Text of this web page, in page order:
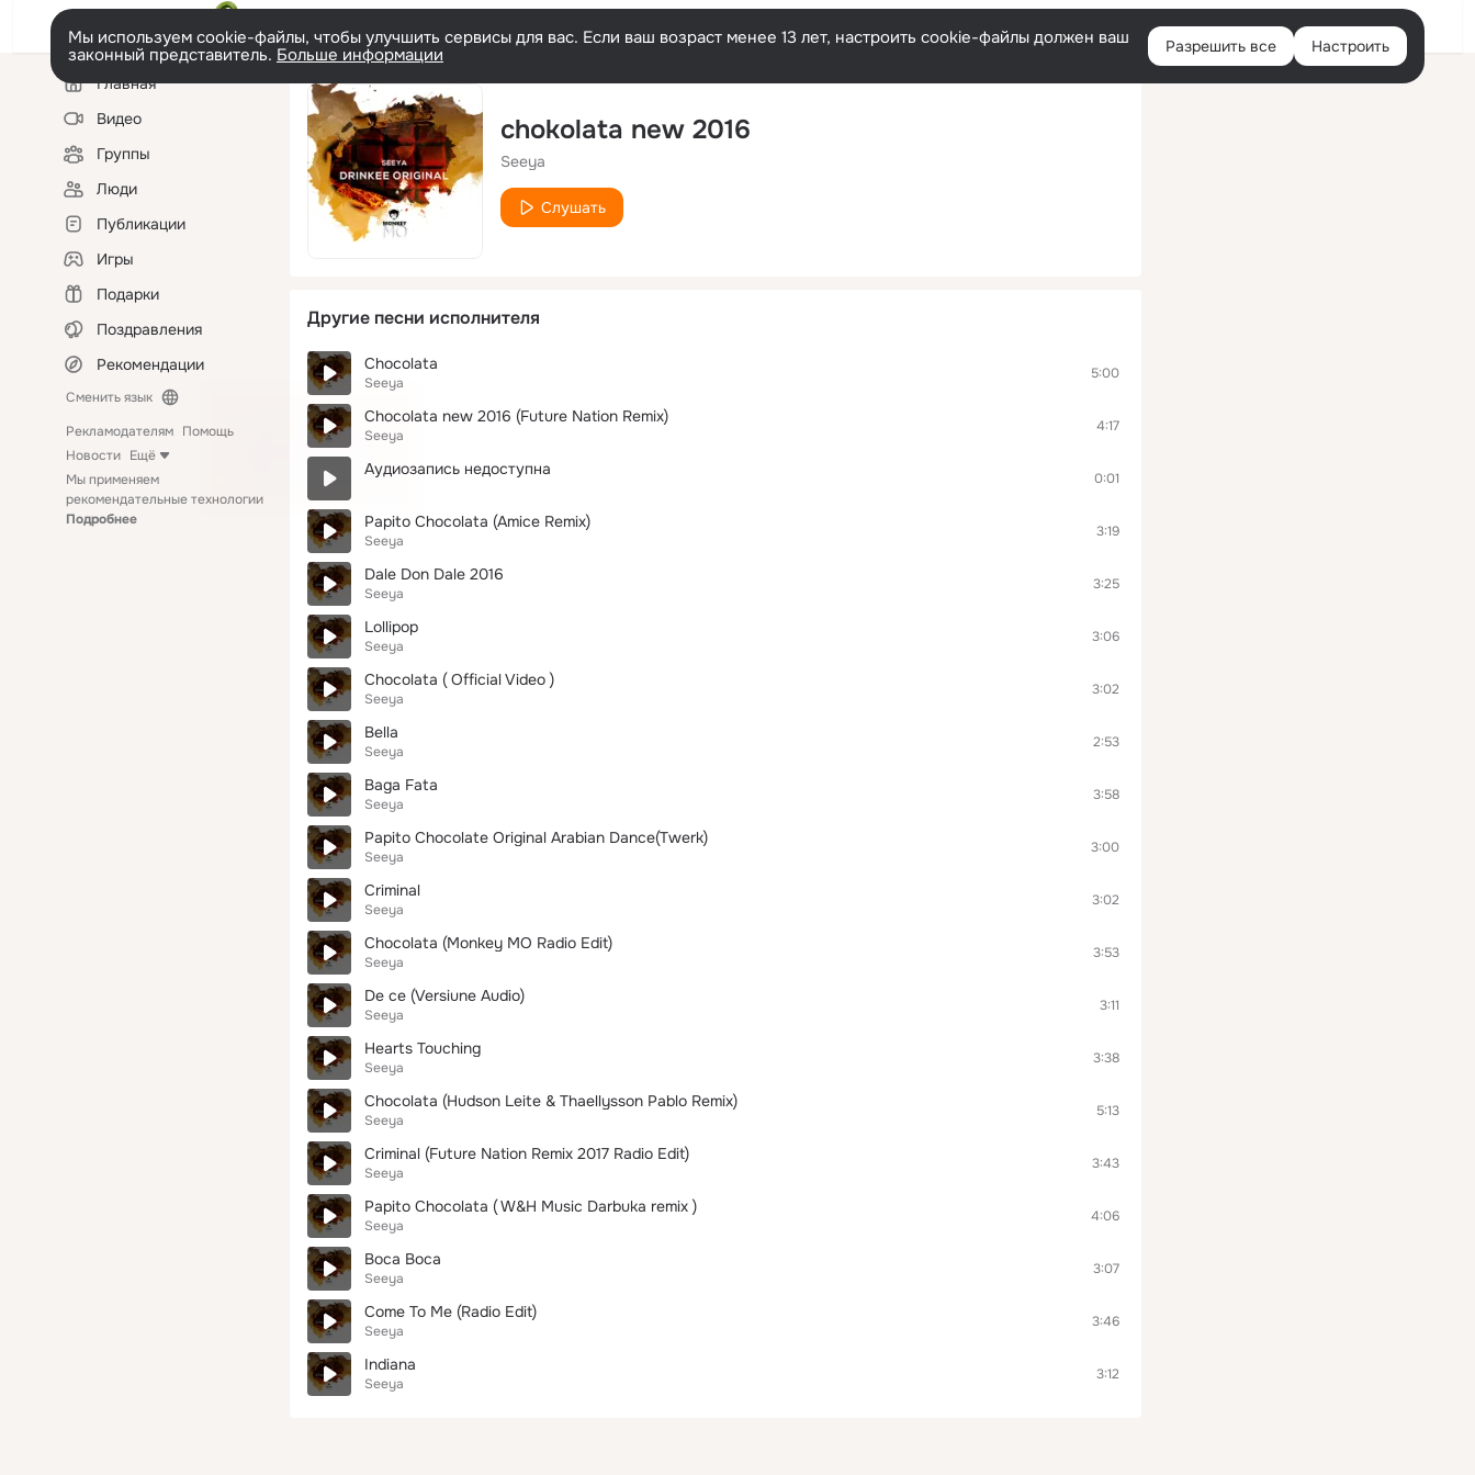
Войти
Мы используем cookie-файлы, чтобы улучшить сервисы для вас. Если ваш возраст менее 13 лет, настроить cookie-файлы должен ваш
законный представитель. Больше информации Разрешить все Настроить
Левая
колонкаГлавная
Видео
Группы
Люди
Публикации
Игры
Подарки
Поздравления
Рекомендации
Сменить язык
Рекламодателям Помощь
Новости Ещё
Мы применяем
рекомендательные технологии
Подробнее
chokolata new 2016
Seeya
Слушать
Другие песни исполнителя
Chocolata
Seeya
5:00
Chocolata new 2016 (Future Nation Remix)
Seeya
4:17
Аудиозапись недоступна 0:01
Papito Chocolata (Amice Remix)
Seeya
3:19
Dale Don Dale 2016
Seeya
3:25
Lollipop
Seeya
3:06
Chocolata ( Official Video )
Seeya
3:02
Bella
Seeya
2:53
Baga Fata
Seeya
3:58
Papito Chocolate Original Arabian Dance(Twerk)
Seeya
3:00
Criminal
Seeya
3:02
Chocolata (Monkey MO Radio Edit)
Seeya
3:53
De ce (Versiune Audio)
Seeya
3:11
Hearts Touching
Seeya
3:38
Chocolata (Hudson Leite & Thaellysson Pablo Remix)
Seeya
5:13
Criminal (Future Nation Remix 2017 Radio Edit)
Seeya
3:43
Papito Chocolata ( W&H Music Darbuka remix )
Seeya
4:06
Boca Boca
Seeya
3:07
Come To Me (Radio Edit)
Seeya
3:46
Indiana
Seeya
3:12